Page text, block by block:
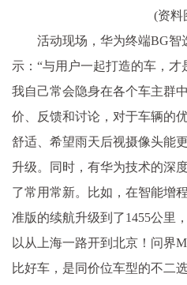
(资料
活动现场，华为终端BG智
示：“与用户一起打造的车，才
我自己常会隐身在各个车主群
价、反馈和讨论，对于车辆的
舒适、希望雨天后视摄像头能
升级。同时，有华为技术的深
了常用常新。比如，在智能增
准版的续航升级到了1455公里
以从上海一路开到北京！问界
比好车，是同价位车型的不二